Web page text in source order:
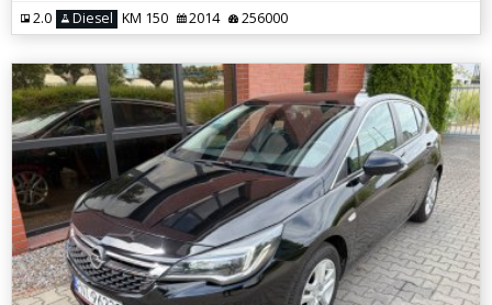
2.0 Diesel KM 150 2014 256000